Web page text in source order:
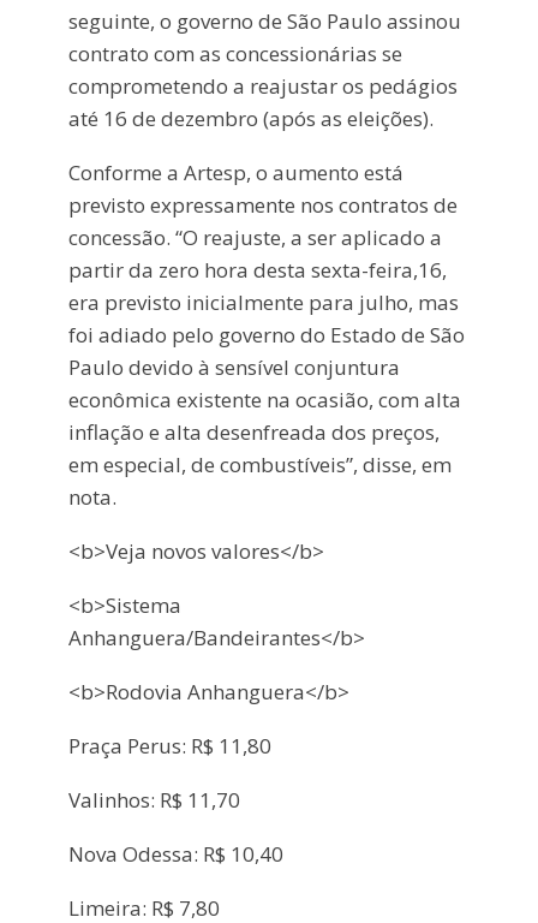
seguinte, o governo de São Paulo assinou
contrato com as concessionárias se
comprometendo a reajustar os pedágios
até 16 de dezembro (após as eleições).
Conforme a Artesp, o aumento está
previsto expressamente nos contratos de
concessão. “O reajuste, a ser aplicado a
partir da zero hora desta sexta-feira,16,
era previsto inicialmente para julho, mas
foi adiado pelo governo do Estado de São
Paulo devido à sensível conjuntura
econômica existente na ocasião, com alta
inflação e alta desenfreada dos preços,
em especial, de combustíveis”, disse, em
nota.
<b>Veja novos valores</b>
<b>Sistema
Anhanguera/Bandeirantes</b>
<b>Rodovia Anhanguera</b>
Praça Perus: R$ 11,80
Valinhos: R$ 11,70
Nova Odessa: R$ 10,40
Limeira: R$ 7,80